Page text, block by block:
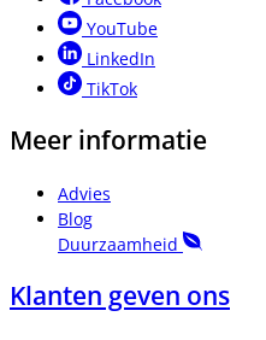
YouTube
LinkedIn
TikTok
Meer informatie
Advies
Blog
Duurzaamheid
Klanten geven ons